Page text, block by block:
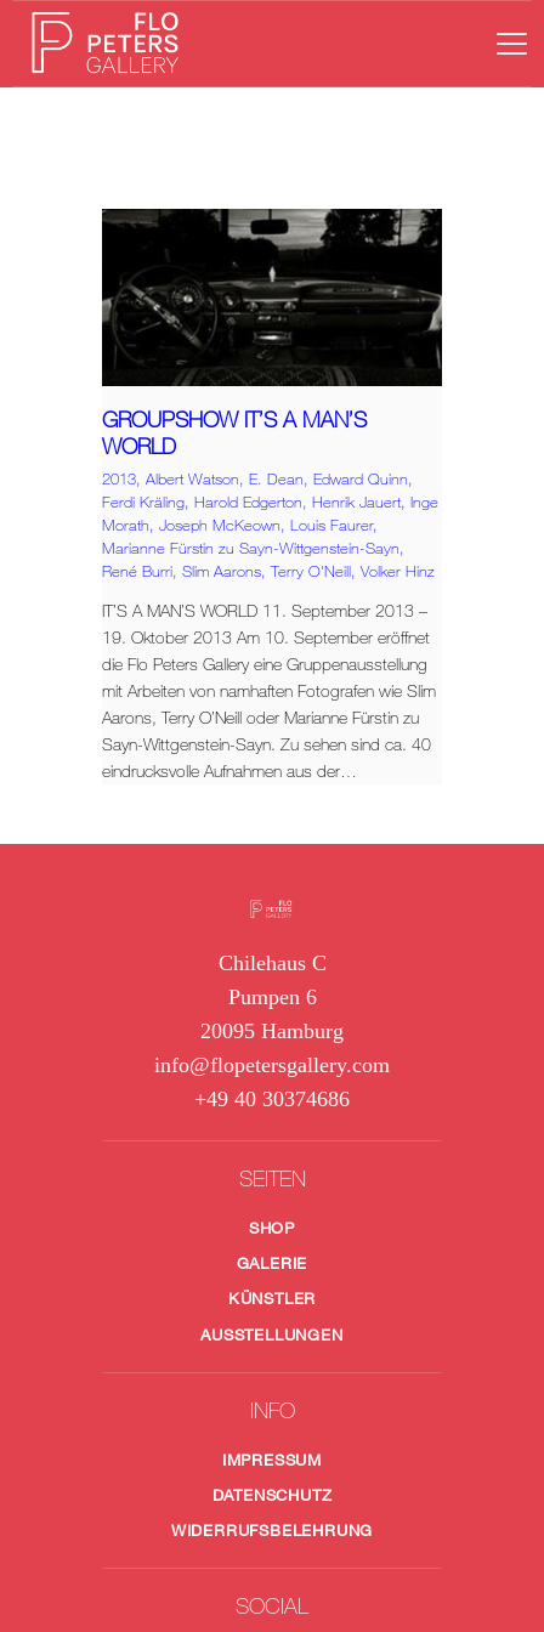
KÜNSTLER
AUSSTELLUNGEN
NEWS
ONLINESHOP
GROUPSHOW IT’S A MAN’S
WORLD
2013, Albert Watson, E. Dean, Edward Quinn,
Ferdi Kräling, Harold Edgerton, Henrik Jauert, Inge
Morath, Joseph McKeown, Louis Faurer,
Marianne Fürstin zu Sayn-Wittgenstein-Sayn,
René Burri, Slim Aarons,Terry O'Neill, Volker Hinz
IT’S A MAN’S WORLD 11. September 2013 –
19. Oktober 2013 Am 10. September eröffnet
die Flo Peters Gallery eine Gruppenausstellung
mit Arbeiten von namhaften Fotografen wie Slim
Aarons, Terry O’Neill oder Marianne Fürstin zu
Sayn-Wittgenstein-Sayn. Zu sehen sind ca. 40
eindrucksvolle Aufnahmen aus der…
Chilehaus C
Pumpen 6
20095 Hamburg
info@flopetersgallery.com
+49 40 30374686
SEITEN
SHOP
GALERIE
KÜNSTLER
AUSSTELLUNGEN
INFO
IMPRESSUM
DATENSCHUTZ
WIDERRUFSBELEHRUNG
SOCIAL